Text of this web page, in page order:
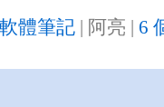
軟體筆記| 阿亮 | 6